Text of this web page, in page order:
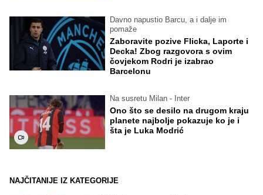
Davno napustio Barcu, a i dalje im
pomaže
Zaboravite pozive Flicka, Laporte i
Decka! Zbog razgovora s ovim
čovjekom Rodri je izabrao
Barcelonu
Na susretu Milan - Inter
Ono što se desilo na drugom kraju
planete najbolje pokazuje ko je i
šta je Luka Modrić
NAJČITANIJE IZ KATEGORIJE